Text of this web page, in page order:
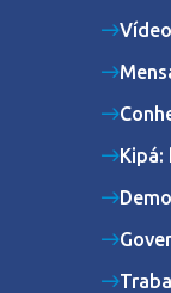
Kipá: